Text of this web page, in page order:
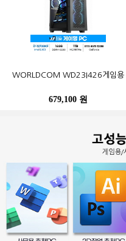
WORLDCOM WD23I426게임용
679,100 원
N100 Win10Pro (4GB, M.2
402,900 원
MSI G27CQ4 E2 게이밍 170
WQHD HDR 무결점
249,000 원
포유디지탈 iMUZ 컨버터 탭 14 PRO
(스탠드 포함, SSD 256GB)
490,500 원
삼성전자 SL-C513W (기본토너)
259,000 원